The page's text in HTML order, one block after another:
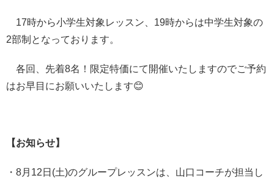
17時から小学生対象レッスン、19時からは中学生対象の
2部制となっております。
各回、先着8名！限定特価にて開催いたしますのでご予約
はお早目にお願いいたします😊
【お知らせ】
・8月12日(土)のグループレッスンは、山口コーチが担当し